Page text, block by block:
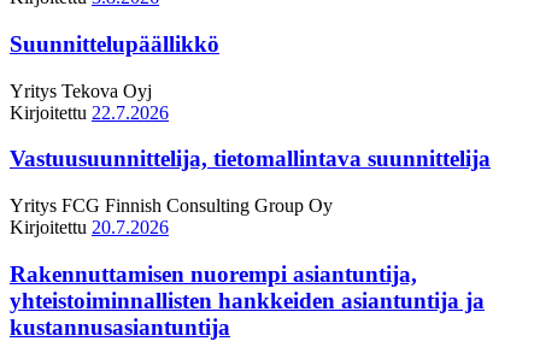
Suunnittelupäällikkö
Yritys Tekova Oyj
Kirjoitettu 22.7.2026
Vastuusuunnittelija, tietomallintava suunnittelija
Yritys FCG Finnish Consulting Group Oy
Kirjoitettu 20.7.2026
Rakennuttamisen nuorempi asiantuntija,
yhteistoiminnallisten hankkeiden asiantuntija ja
kustannusasiantuntija